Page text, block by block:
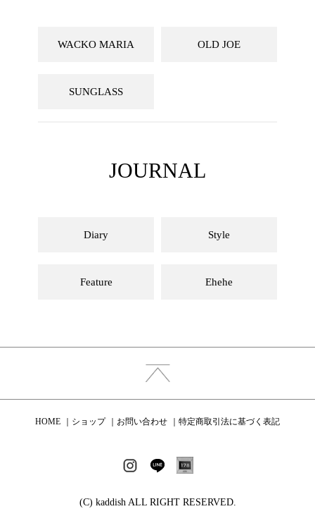
WACKO MARIA OLD JOE
SUNGLASS
JOURNAL
Diary Style
Feature Ehehe
HOME ショップ お問い合わせ 特定商取引法に基づく表記
(C) kaddish ALL RIGHT RESERVED.